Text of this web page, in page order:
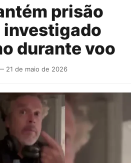
prisão
investigado
durante voo
21 de maio de 2026